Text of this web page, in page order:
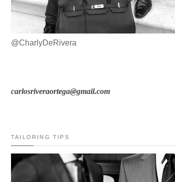
@CharlyDeRivera
carlosriveraortega@gmail.com
TAILORING TIPS